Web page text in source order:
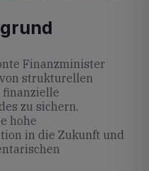
Finanzminister
strukturellen
finanzielle
zu sichern.
hohe
in die Zukunft und